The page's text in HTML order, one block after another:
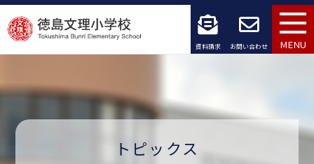
コ
ン
ン
資料請求 お問い合わせ MENU
トピックス